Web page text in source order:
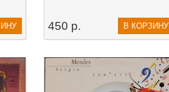
450 р. В КОРЗИНУ